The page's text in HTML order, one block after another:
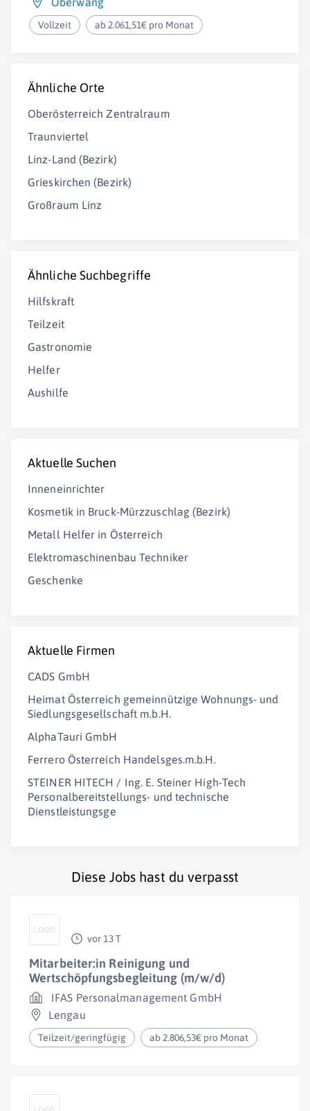
Vollzeit ab 2.061,51€ pro Monat
Ähnliche Orte
Oberösterreich Zentralraum
Traunviertel
Linz-Land (Bezirk)
Grieskirchen (Bezirk)
Großraum Linz
Ähnliche Suchbegriffe
Hilfskraft
Teilzeit
Gastronomie
Helfer
Aushilfe
Aktuelle Suchen
Inneneinrichter
Kosmetik in Bruck-Mürzzuschlag (Bezirk)
Metall Helfer in Österreich
Elektromaschinenbau Techniker
Geschenke
Aktuelle Firmen
CADS GmbH
Heimat Österreich gemeinnützige Wohnungs- und
Siedlungsgesellschaft m.b.H.
AlphaTauri GmbH
Ferrero Österreich Handelsges.m.b.H.
STEINER HITECH / Ing. E. Steiner High-Tech
Personalbereitstellungs- und technische
Dienstleistungsge
Diese Jobs hast du verpasst
vor 13 T
Mitarbeiter:in Reinigung und
Wertschöpfungsbegleitung (m/w/d)
IFAS Personalmanagement GmbH
Lengau
Teilzeit/geringfügig ab 2.806,53€ pro Monat